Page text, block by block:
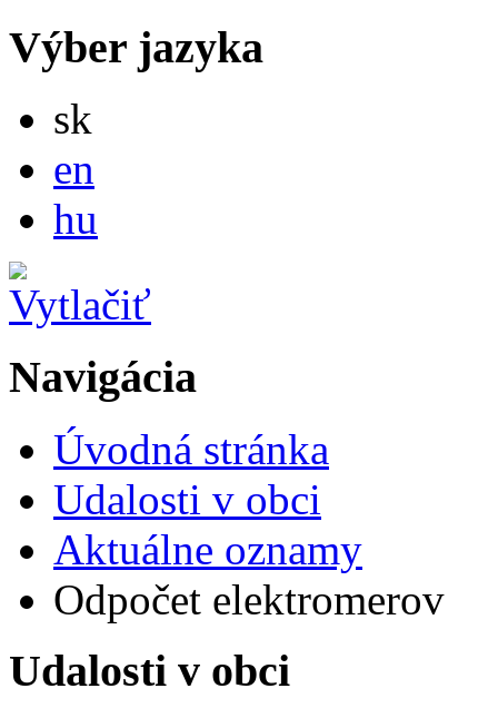
Výber jazyka
sk
en
hu
Navigácia
Úvodná stránka
Udalosti v obci
Aktuálne oznamy
Odpočet elektromerov
Udalosti v obci